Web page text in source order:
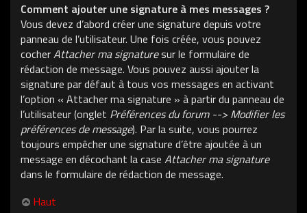
Comment ajouter une signature à mes messages ?
Vous devez d’abord créer une signature depuis votre
panneau de l’utilisateur. Une fois créée, vous pouvez
cocherAttacher ma signaturesur le formulaire de
rédaction de message. Vous pouvez aussi ajouter la
signature par défaut à tous vos messages en activant
l’option « Attacher ma signature » à partir du panneau de
l’utilisateur (onglet Préférences du forum --> Modifier les
préférences de message). Par la suite, vous pourrez
toujours empêcher une signature d’être ajoutée à un
message en décochant la case Attacher ma signature
dans le formulaire de rédaction de message.
Haut